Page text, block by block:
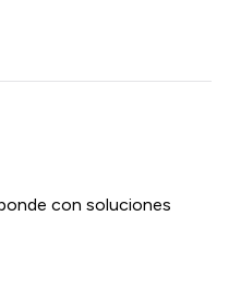
con soluciones